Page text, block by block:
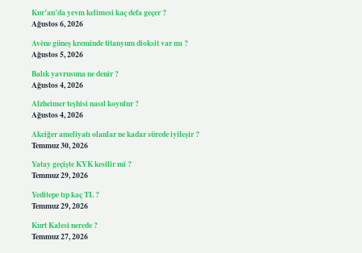
Kur’an’da yevm kelimesi kaç defa geçer ?
Ağustos 6, 2026
Avène güneş kreminde titanyum dioksit var mı ?
Ağustos 5, 2026
Balık yavrusuna ne denir ?
Ağustos 4, 2026
Alzheimer teşhisi nasıl koyulur ?
Ağustos 4, 2026
Akciğer ameliyatı olanlar ne kadar sürede iyileşir ?
Temmuz 30, 2026
Yatay geçişte KYK kesilir mi ?
Temmuz 29, 2026
Yeditepe tıp kaç TL ?
Temmuz 29, 2026
Kurt Kalesi nerede ?
Temmuz 27, 2026